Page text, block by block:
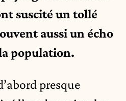
suscité un tollé
aussi un écho
population.
presque